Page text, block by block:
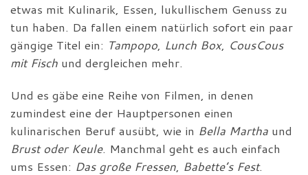
etwas mit Kulinarik, Essen, lukullischem Genuss zu
tun haben. Da fallen einem natürlich sofort ein paar
gängige Titel ein: Tampopo Lunch Box, CousCous
mit Fisch und dergleichen mehr.
Und es gäbe eine Reihe von Filmen, in denen
zumindest eine der Hauptpersonen einen
kulinarischen Beruf ausübt, wie in Bella Martha und
Brust oder Keule. Manchmal geht es auch einfach
ums Essen: Das große Fressen, Babette’s Fest.